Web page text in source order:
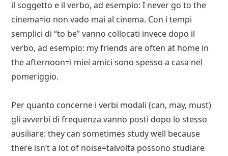
il soggetto e il verbo, ad esempio: I never go to the
cinema=io non vado mai al cinema. Con i tempi
semplici di “to be” vanno collocati invece dopo il
verbo, ad esempio: my friends are often at home in
the afternoon=i miei amici sono spesso a casa nel
pomeriggio.
Per quanto concerne i verbi modali (can, may, must)
gli avverbi di frequenza vanno posti dopo lo stesso
ausiliare: they can sometimes study well because
there isn’t a lot of noise=talvolta possono studiare